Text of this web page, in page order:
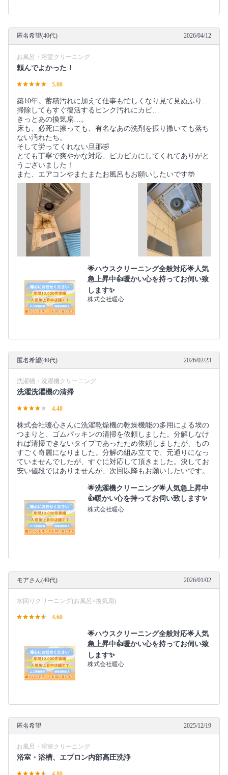
匿名希望(40代) 2026/04/12
お風呂・浴室クリーニング
頼んでよかった！
5.00
築10年。蓄積汚れに加えて仕事も忙しくなり見て見ぬふり…
掃除してもすぐ復活するピンク汚れにカビ…
きっとあの換気扇…。
床も、必死に擦っても、有名なあの洗剤を振り撒いても落ち
ない汚れたち。
そして労ってくれない旦那🤣
とても丁寧で爽やかな対応、ピカピカにしてくれてありがと
うございました！
また、エアコンやまたまたお風呂もお願いしたいです🤲
🌟ハウスクリーニング全般対応🌟人気
急上昇中👍暖かい心を持ってお伺い致
します✨
株式会社暖心
匿名希望(40代) 2026/02/23
洗濯槽・洗濯機クリーニング
洗濯洗濯機の清掃
4.40
株式会社暖心さんに洗濯乾燥機の乾燥機能の多用による埃の
つまりと、ゴムパッキンの清掃を依頼しました。分解しなけ
れば清掃できないタイプであったため依頼しましたが、もの
すごく奇麗になりました。分解の組み立てで、元通りになっ
ていませんでしたが、すぐに対応して頂きました。決してお
安い値段ではありませんが、次回以降もお願いしたいです。
🌟洗濯機クリーニング🌟人気急上昇中
👍暖かい心を持ってお伺い致します✨
株式会社暖心
モアさん(40代) 2026/01/02
水回りクリーニング(お風呂×換気扇)
4.60
🌟ハウスクリーニング全般対応🌟人気
急上昇中👍暖かい心を持ってお伺い致
します✨
株式会社暖心
匿名希望 2025/12/19
お風呂・浴室クリーニング
浴室・浴槽、エプロン内部高圧洗浄